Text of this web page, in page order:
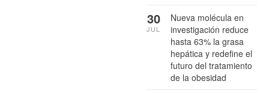
Nueva molécula en
investigación reduce
hasta 63% la grasa
hepática y redefine el
futuro del tratamiento
de la obesidad
30
JUL